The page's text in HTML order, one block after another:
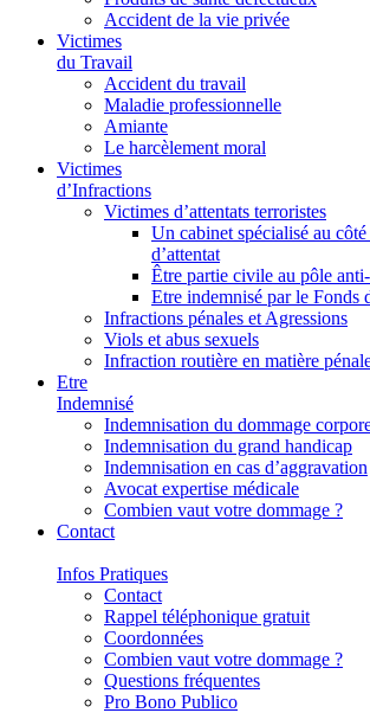
Accident de la vie privée
Victimes
du Travail
Accident du travail
Maladie professionnelle
Amiante
Le harcèlement moral
Victimes
d’Infractions
Victimes d’attentats terroristes
Un cabinet spécialisé au
d’attentat
Être partie civile au pôle
Etre indemnisé par le Fonds
Infractions pénales et Agressions
Viols et abus sexuels
Infraction routière en matière
Etre
Indemnisé
Indemnisation du dommage
Indemnisation du grand handicap
Indemnisation en cas d’aggravation
Avocat expertise médicale
Combien vaut votre dommage ?
Contact
Infos Pratiques
Contact
Rappel téléphonique gratuit
Coordonnées
Combien vaut votre dommage ?
Questions fréquentes
Pro Bono Publico